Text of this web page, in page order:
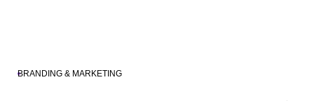
BRANDING & MARKETING